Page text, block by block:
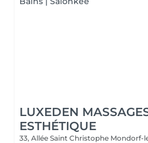
LUXEDEN
ESTHÉTIQUE
33, Allée Saint Christophe Mondorf-